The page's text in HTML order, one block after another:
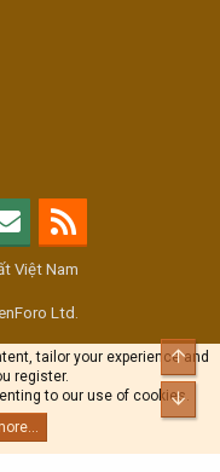
Việt Nam
Ltd.
tailor your experience and
register.
to our use of cookies.
Top